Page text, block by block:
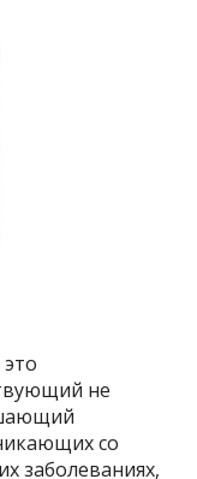
не
со
заболеваниях,